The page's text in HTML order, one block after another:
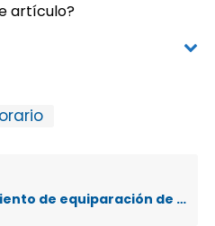
artículo?
cursos para estudiantes de otras universidades?